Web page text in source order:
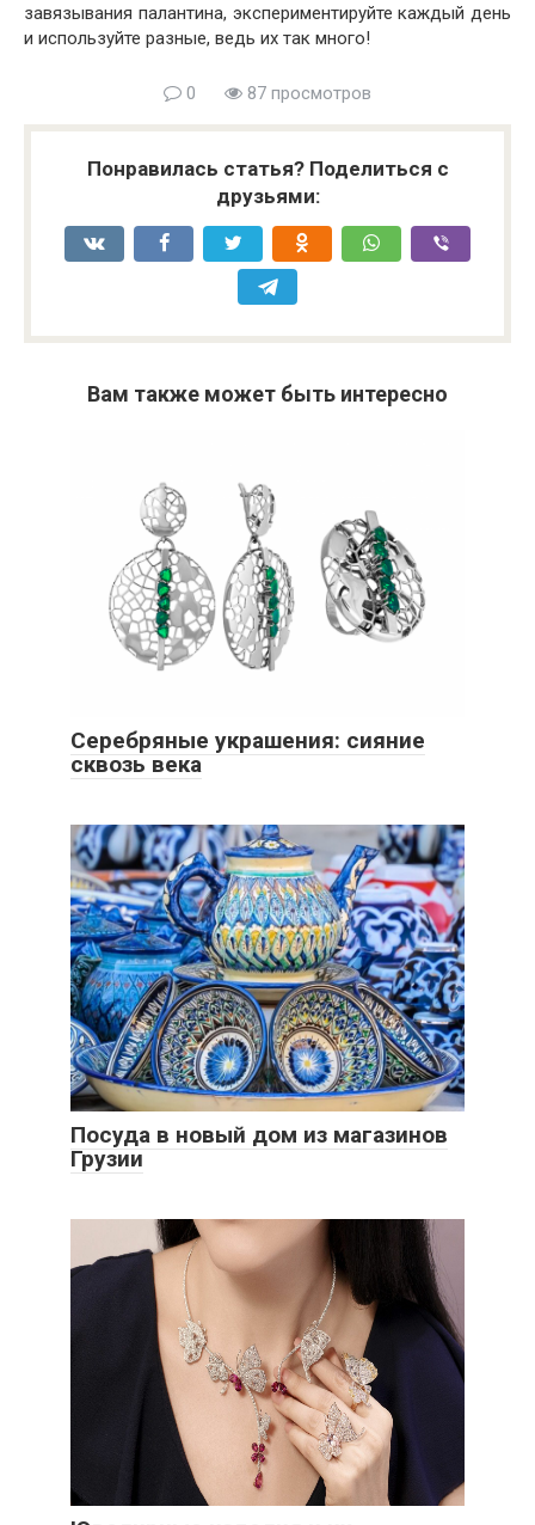
завязывания палантина, экспериментируйте каждый день
и используйте разные, ведь их так много!
0 87 просмотров
Понравилась статья? Поделиться с
друзьями:
Вам также может быть интересно
Серебряные украшения: сияние
сквозь века
Посуда в новый дом из магазинов
Грузии